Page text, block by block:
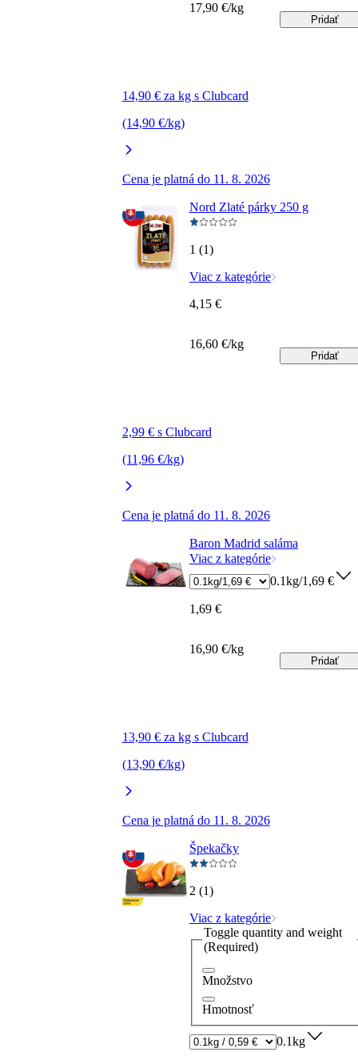
14,90 € za kg s Clubcard
(14,90 €/kg)
Cena je platná do 11. 8. 2026
17,90 €/kg
Pridať
Nord Zlaté párky 250 g
1 (1)
Viac z kategórie
2,99 € s Clubcard
(11,96 €/kg)
Cena je platná do 11. 8. 2026
4,15 €
16,60 €/kg
Pridať
Baron Madrid saláma
Viac z kategórie
13,90 € za kg s Clubcard
(13,90 €/kg)
Cena je platná do 11. 8. 2026
0.1kg/1,69 €
1,69 €
16,90 €/kg
Pridať
Špekačky
2 (1)
Viac z kategórie
Toggle quantity and weight
(Required)
Množstvo
Hmotnosť
0.1kg